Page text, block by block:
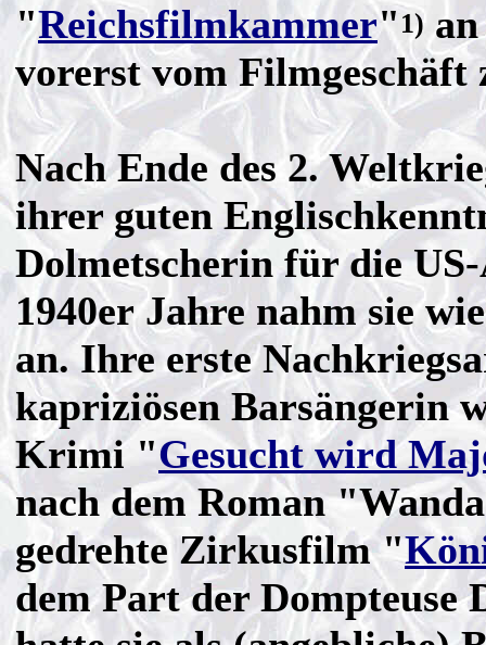
"Reichsfilmkammer" 1)an
vorerst vom Filmgeschäft
Nach Ende des 2.
ihrer guten
Dolmetscherin für die
1940er Jahre nahm sie
an. Ihre erste
kapriziösen Barsängerin
Krimi "Gesucht wird
nach dem Roman
gedrehte Zirkusfilm "
dem Part der